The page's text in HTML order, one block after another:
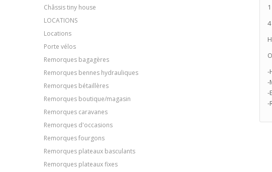
Châssis tiny house
LOCATIONS
Locations
Porte vélos
Remorques bagagères
Remorques bennes hydrauliques
Remorques bétaillères
Remorques boutique/magasin
Remorques caravanes
Remorques d'occasions
Remorques fourgons
Remorques plateaux basculants
Remorques plateaux fixes
-
-
-
-